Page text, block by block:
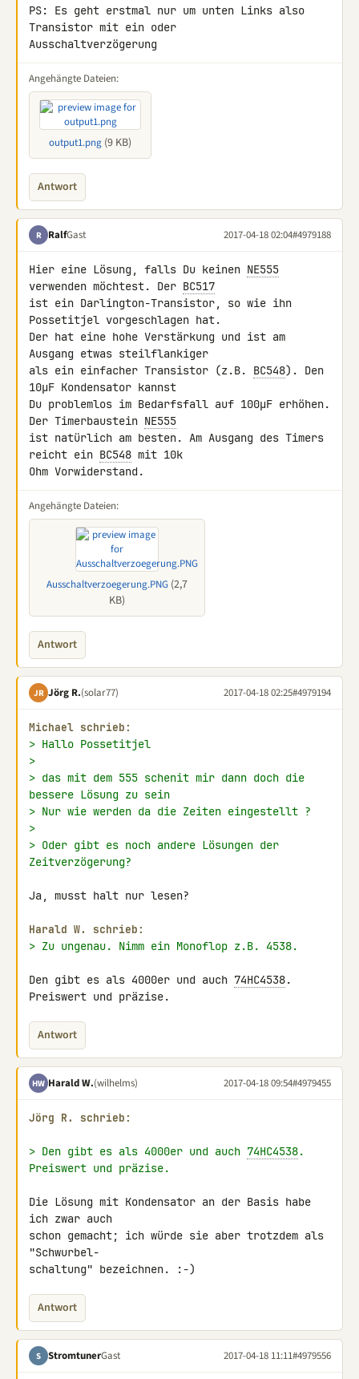
PS: Es geht erstmal nur um unten Links also
Transistor mit ein oder
Ausschaltverzögerung
Angehängte Dateien:
output1.png (9 KB)
Antwort
R RalfGast 2017-04-18 02:04#4979188
Hier eine Lösung, falls Du keinen NE555
verwenden möchtest. Der BC517
ist ein Darlington-Transistor, so wie ihn
Possetitjel vorgeschlagen hat.
Der hat eine hohe Verstärkung und ist am
Ausgang etwas steilflankiger
als ein einfacher Transistor (z.B. BC548). Den
10µF Kondensator kannst
Du problemlos im Bedarfsfall auf 100µF erhöhen.
Der Timerbaustein NE555
ist natürlich am besten. Am Ausgang des Timers
reicht ein BC548 mit 10k
Ohm Vorwiderstand.
Angehängte Dateien:
Ausschaltverzoegerung.PNG (2,7
KB)
Antwort
JR Jörg R.(solar77) 2017-04-18 02:25#4979194
Michael schrieb:
> Hallo Possetitjel
>
> das mit dem 555 schenit mir dann doch die
bessere Lösung zu sein
> Nur wie werden da die Zeiten eingestellt ?
>
> Oder gibt es noch andere Lösungen der
Zeitverzögerung?
Ja, musst halt nur lesen?
Harald W. schrieb:
> Zu ungenau. Nimm ein Monoflop z.B. 4538.
Den gibt es als 4000er und auch 74HC4538.
Preiswert und präzise.
Antwort
HW Harald W.(wilhelms) 2017-04-18 09:54#4979455
Jörg R. schrieb:
> Den gibt es als 4000er und auch 74HC4538.
Preiswert und präzise.
Die Lösung mit Kondensator an der Basis habe
ich zwar auch
schon gemacht; ich würde sie aber trotzdem als
"Schwurbel-
schaltung" bezeichnen. :-)
Antwort
S StromtunerGast 2017-04-18 11:11#4979556